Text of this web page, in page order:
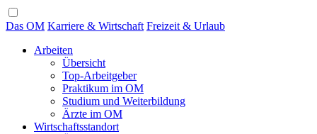
Das OM Karriere & Wirtschaft Freizeit & Urlaub
Arbeiten
Übersicht
Top-Arbeitgeber
Praktikum im OM
Studium und Weiterbildung
Ärzte im OM
Wirtschaftsstandort